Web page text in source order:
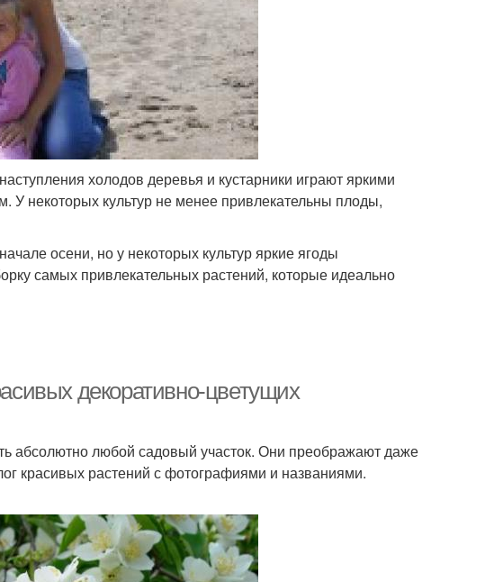
холодов деревья и кустарники играют яркими
У некоторых культур не менее привлекательны плоды,
осени, но у некоторых культур яркие ягоды
самых привлекательных растений, которые идеально
декоративно-цветущих
абсолютно любой садовый участок. Они преображают даже
красивых растений с фотографиями и названиями.